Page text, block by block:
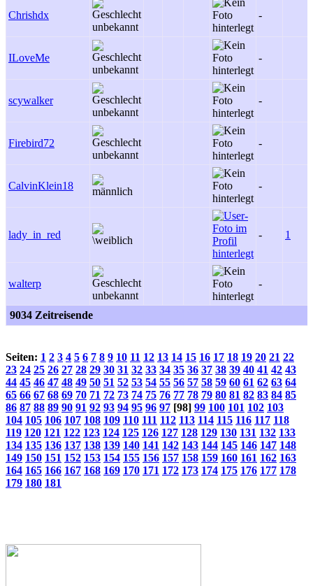
Chrishdx -
ILoveMe -
scywalker -
Firebird72 -
CalvinKlein18 -
lady_in_red - 1
walterp -
9034 Zeitreisende
Seiten: 1 2 3 4 5 6 7 8 9 10 11 12 13 14 15 16 17 18 19 20 21 22
23 24 25 26 27 28 29 30 31 32 33 34 35 36 37 38 39 40 41 42 43
44 45 46 47 48 49 50 51 52 53 54 55 56 57 58 59 60 61 62 63 64
65 66 67 68 69 70 71 72 73 74 75 76 77 78 79 80 81 82 83 84 85
86 87 88 89 90 91 92 93 94 95 96 97 [98] 99 100 101 102 103
104 105 106 107 108 109 110 111 112 113 114 115 116 117 118
119 120 121 122 123 124 125 126 127 128 129 130 131 132 133
134 135 136 137 138 139 140 141 142 143 144 145 146 147 148
149 150 151 152 153 154 155 156 157 158 159 160 161 162 163
164 165 166 167 168 169 170 171 172 173 174 175 176 177 178
179 180 181